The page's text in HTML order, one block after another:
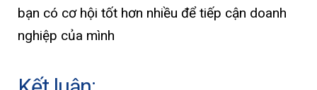
bạn có cơ hội tốt hơn nhiều để tiếp cận doanh
nghiệp của mình